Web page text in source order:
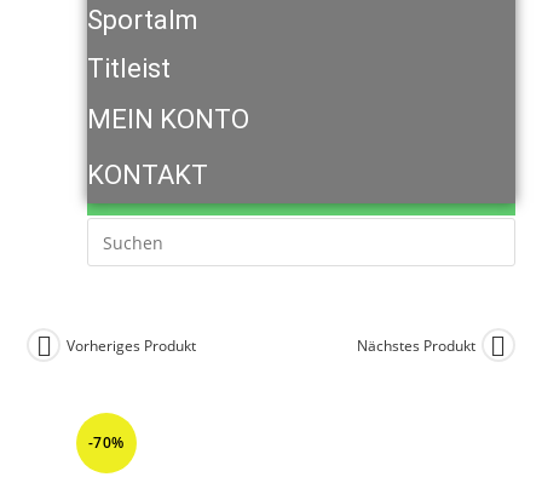
Sportalm
Titleist
MEIN KONTO
KONTAKT
-70%
Vorheriges Produkt Nächstes Produkt